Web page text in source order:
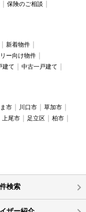
保険のご相談
新着物件
ー向け物件
建て
中古一戸建て
市 川口市
草加市
上尾市 足立区
柏市
検索